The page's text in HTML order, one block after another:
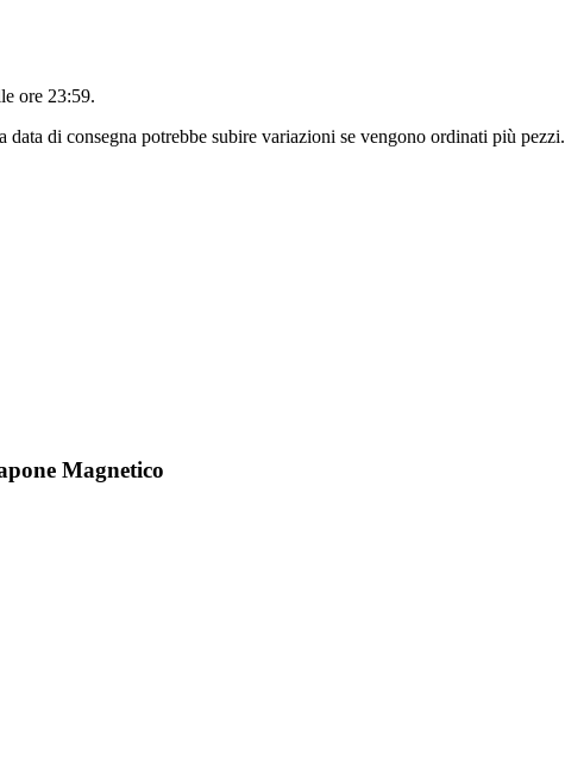
ore 23:59.
di consegna potrebbe subire variazioni se vengono ordinati più pezzi.
Magnetico